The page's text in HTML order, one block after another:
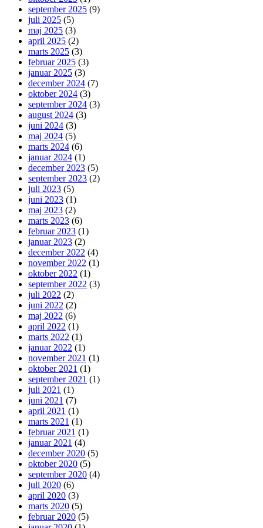
september 2025 (9)
juli 2025 (5)
maj 2025 (3)
april 2025 (2)
marts 2025 (3)
februar 2025 (3)
januar 2025 (3)
december 2024 (7)
oktober 2024 (3)
september 2024 (3)
august 2024 (3)
juni 2024 (3)
maj 2024 (5)
marts 2024 (6)
januar 2024 (1)
december 2023 (5)
september 2023 (2)
juli 2023 (5)
juni 2023 (1)
maj 2023 (2)
marts 2023 (6)
februar 2023 (1)
januar 2023 (2)
december 2022 (4)
november 2022 (1)
oktober 2022 (1)
september 2022 (3)
juli 2022 (2)
juni 2022 (2)
maj 2022 (6)
april 2022 (1)
marts 2022 (1)
januar 2022 (1)
november 2021 (1)
oktober 2021 (1)
september 2021 (1)
juli 2021 (1)
juni 2021 (7)
april 2021 (1)
marts 2021 (1)
februar 2021 (1)
januar 2021 (4)
december 2020 (5)
oktober 2020 (5)
september 2020 (4)
juli 2020 (6)
april 2020 (3)
marts 2020 (5)
februar 2020 (5)